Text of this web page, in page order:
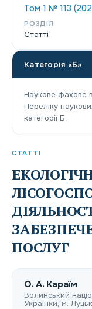
СТАТТІ
ПОСЛУГ
О. А. Караїм
Волинський
Українки, м. Луцьк
Том 1 № 113
РОЗДІЛ
Статті
Категорія «Б»
Наукове фахове
Переліку
категорії Б.